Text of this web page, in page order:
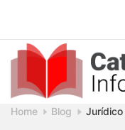
content
Catalogou
Home Blog Jurídico